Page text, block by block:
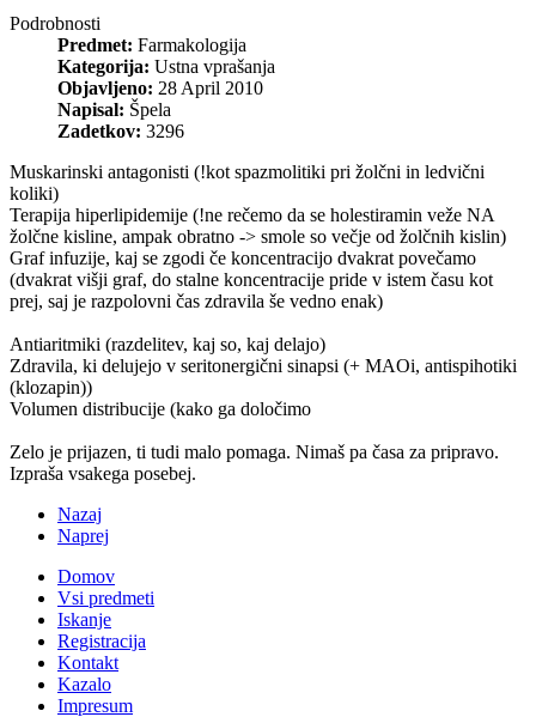
Podrobnosti
Predmet: Farmakologija
Kategorija: Ustna vprašanja
Objavljeno: 28 April 2010
Napisal: Špela
Zadetkov: 3296
Muskarinski antagonisti (!kot spazmolitiki pri žolčni in ledvični
koliki)
Terapija hiperlipidemije (!ne rečemo da se holestiramin veže NA
žolčne kisline, ampak obratno -> smole so večje od žolčnih kislin)
Graf infuzije, kaj se zgodi če koncentracijo dvakrat povečamo
(dvakrat višji graf, do stalne koncentracije pride v istem času kot
prej, saj je razpolovni čas zdravila še vedno enak)
Antiaritmiki (razdelitev, kaj so, kaj delajo)
Zdravila, ki delujejo v seritonergični sinapsi (+ MAOi, antispihotiki
(klozapin))
Volumen distribucije (kako ga določimo
Zelo je prijazen, ti tudi malo pomaga. Nimaš pa časa za pripravo.
Izpraša vsakega posebej.
Nazaj
Naprej
Domov
Vsi predmeti
Iskanje
Registracija
Kontakt
Kazalo
Impresum